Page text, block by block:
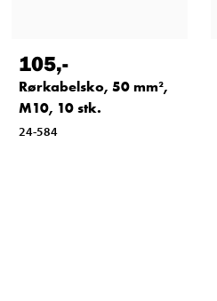
105,-
Rørkabelsko, 50 mm²,
M10, 10 stk.
24-584